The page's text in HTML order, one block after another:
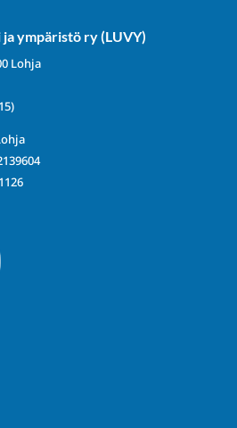
ympäristö ry (LUVY)
Lohja